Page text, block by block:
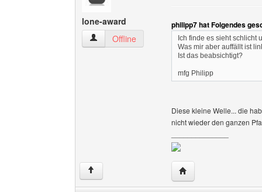
lone-award
lone-award Benutzer-Profile anzeigen
Offline
philipp7 hat Folgendes
Ich finde es sieht schlicht
Was mir aber auffällt ist
Ist das beabsichtigt?
mfg Philipp
Diese kleine Welle... die
nicht wieder den ganzen
↑ Website dieses